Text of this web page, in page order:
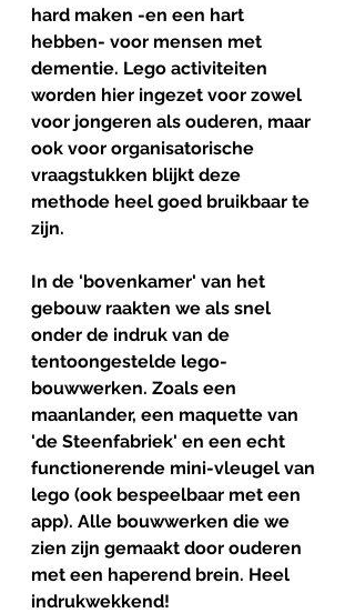
hard maken -en een hart
hebben- voor mensen met
dementie. Lego activiteiten
worden hier ingezet voor zowel
voor jongeren als ouderen, maar
ook voor organisatorische
vraagstukken blijkt deze
methode heel goed bruikbaar te
zijn.
In de 'bovenkamer' van het
gebouw raakten we als snel
onder de indruk van de
tentoongestelde lego-
bouwwerken. Zoals een
maanlander, een maquette van
'de Steenfabriek' en een echt
functionerende mini-vleugel van
lego (ook bespeelbaar met een
app). Alle bouwwerken die we
zien zijn gemaakt door ouderen
met een haperend brein. Heel
indrukwekkend!